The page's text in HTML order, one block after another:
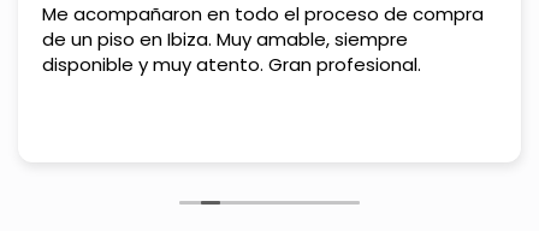
Me acompañaron en todo el proceso de compra
de un piso en Ibiza. Muy amable, siempre
disponible y muy atento. Gran profesional.